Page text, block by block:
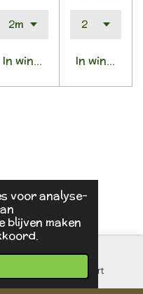
voor analyse-
maken
In winkelwagen
In
Kaart